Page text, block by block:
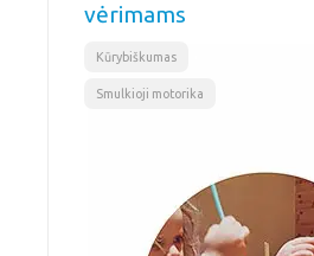
vėrimams
Kūrybiškumas
Smulkioji motorika